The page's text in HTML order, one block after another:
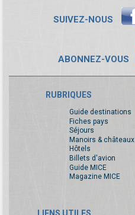
SUIVEZ-NOUS
ABONNEZ-VOUS
RUBRIQUES
Guide destinations
Fiches pays
Séjours
Manoirs & châteaux
Hôtels
Billets d'avion
Guide MICE
Magazine MICE
LIENS UTILES